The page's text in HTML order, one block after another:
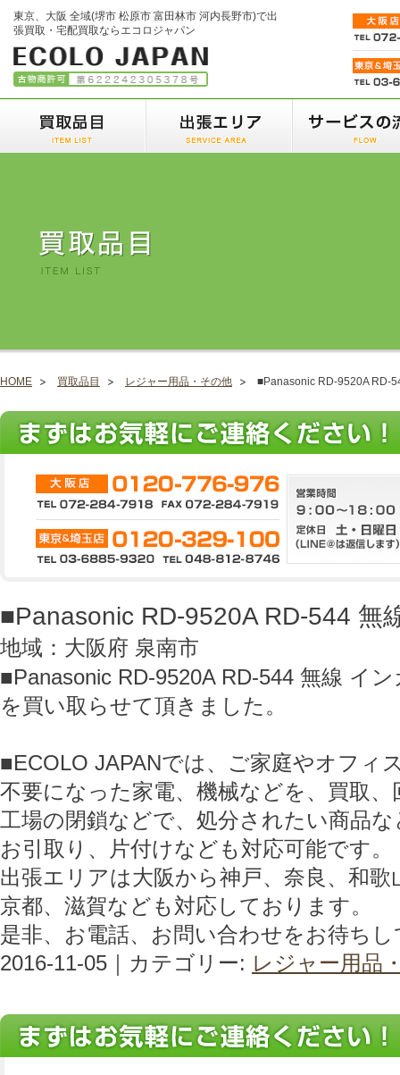
東京、大阪 全域(堺市 松原市 富田林市 河内長野市)で出
張買取・宅配買取ならエコロジャパン
HOME 買取品目 レジャー用品・その他 ■Panasonic RD-9520A RD-
■Panasonic RD-9520A RD-544 無
地域：大阪府 泉南市
■Panasonic RD-9520A RD-544 無線 イ
を買い取らせて頂きました。
■ECOLO JAPANでは、ご家庭やオフィ
不要になった家電、機械などを、買取
工場の閉鎖などで、処分されたい商品な
お引取り、片付けなども対応可能です。
出張エリアは大阪から神戸、奈良、和歌
京都、滋賀なども対応しております。
是非、お電話、お問い合わせをお待ち
2016-11-05｜カテゴリー: レジャー用品